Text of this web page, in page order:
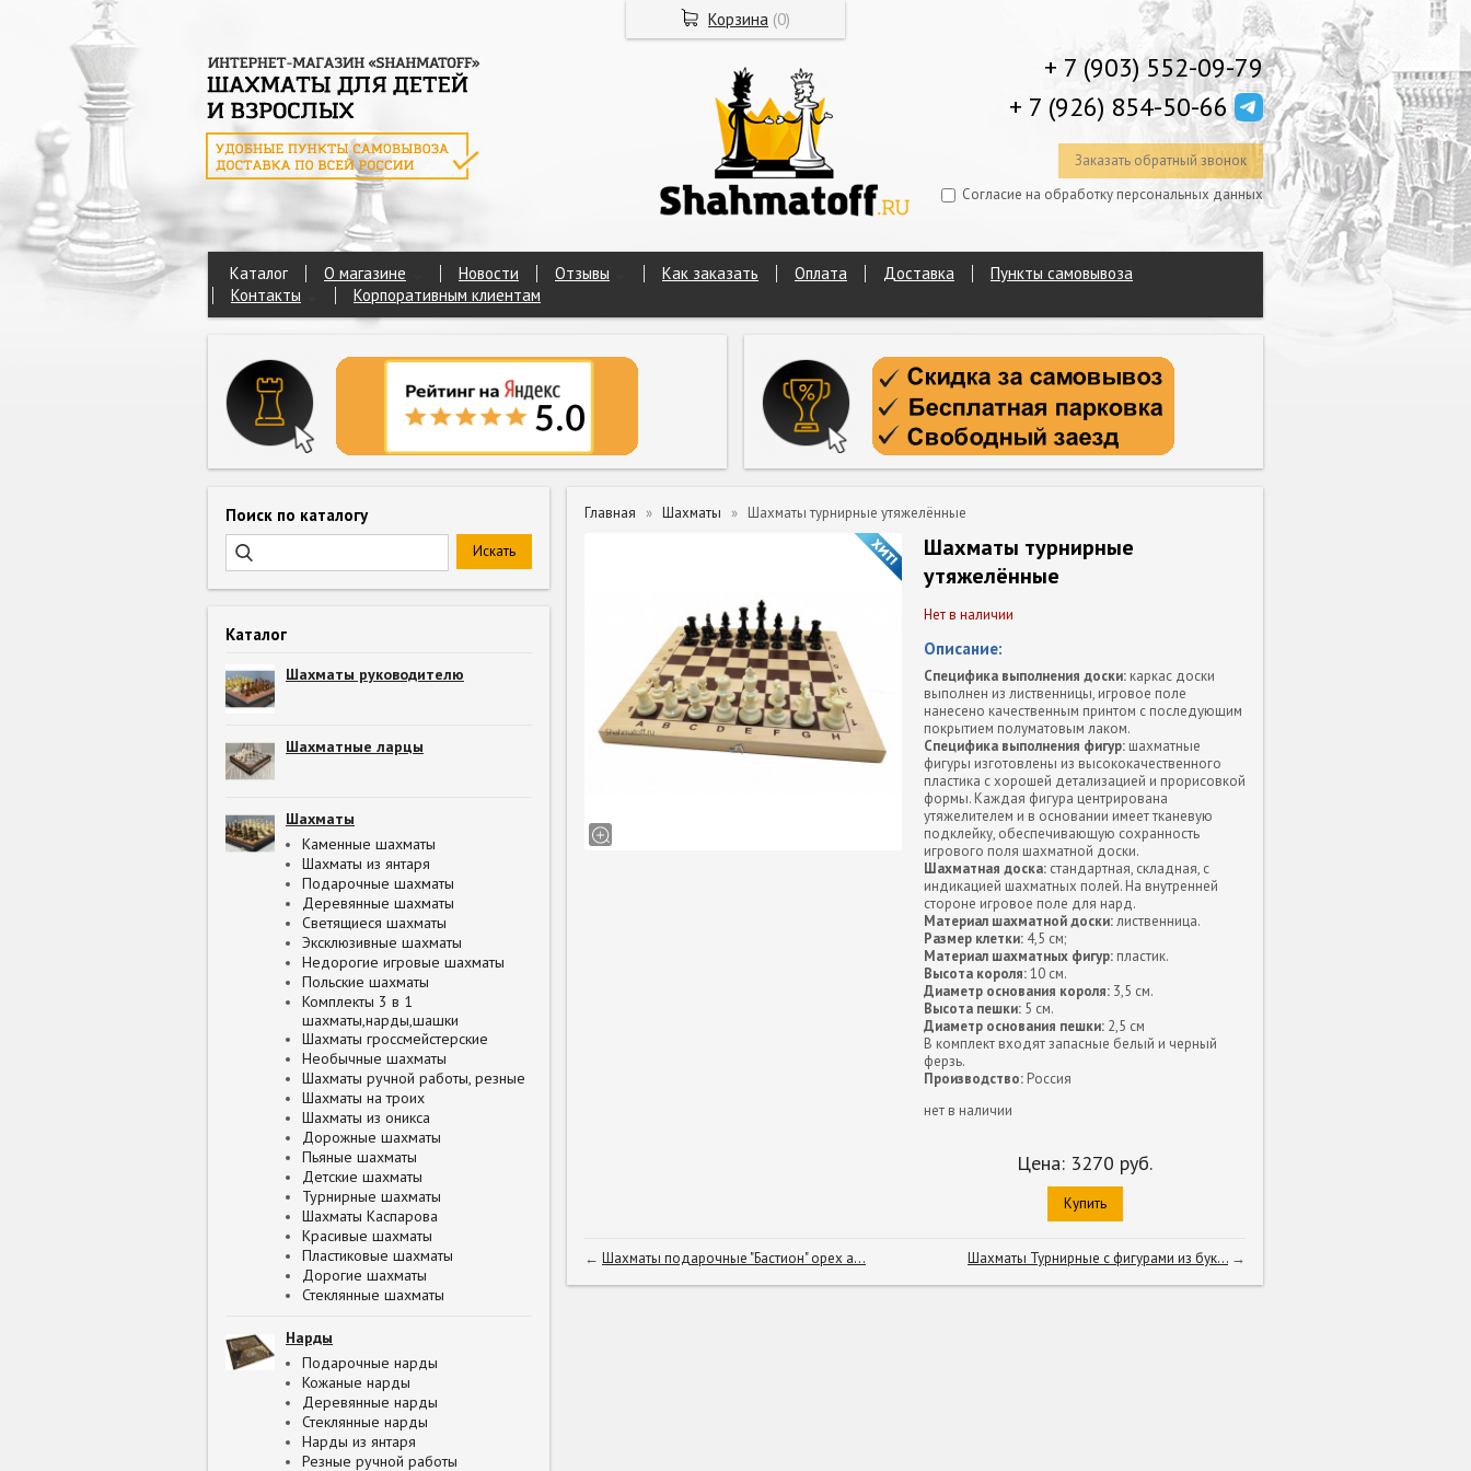
+ 7 (903) 552-09-79
+ 7 (926) 854-50-66
Заказать обратный звонок
Согласие на обработку персональных данных
Каталог О магазине Новости Отзывы Как заказать Оплата Доставка
Пункты самовывоза
Контакты
Корпоративным клиентам
Поиск по каталогу
Каталог
Шахматы руководителю
Шахматные ларцы
Шахматы
Каменные шахматы
Шахматы из янтаря
Подарочные шахматы
Деревянные шахматы
Светящиеся шахматы
Эксклюзивные шахматы
Недорогие игровые шахматы
Польские шахматы
Комплекты 3 в 1
шахматы,нарды,шашки
Шахматы гроссмейстерские
Необычные шахматы
Шахматы ручной работы, резные
Шахматы на троих
Шахматы из оникса
Дорожные шахматы
Пьяные шахматы
Детские шахматы
Турнирные шахматы
Шахматы Каспарова
Красивые шахматы
Пластиковые шахматы
Дорогие шахматы
Стеклянные шахматы
Нарды
Подарочные нарды
Кожаные нарды
Деревянные нарды
Стеклянные нарды
Нарды из янтаря
Резные ручной работы
Главная Шахматы Шахматы турнирные утяжелённые
Шахматы турнирные
утяжелённые
Нет в наличии
Описание:
Специфика выполнения доски: каркас доски
выполнен из лиственницы, игровое поле
нанесено качественным принтом с последующим
покрытием полуматовым лаком.
Специфика выполнения фигур: шахматные
фигуры изготовлены из высококачественного
пластика с хорошей детализацией и прорисовкой
формы. Каждая фигура центрирована
утяжелителем и в основании имеет тканевую
подклейку, обеспечивающую сохранность
игрового поля шахматной доски.
Шахматная доска: стандартная, складная, с
индикацией шахматных полей. На внутренней
стороне игровое поле для нард.
Материал шахматной доски:лиственница.
Размер клетки: 4,5 см;
Материал шахматных фигур: пластик.
Высота короля:10 см.
Диаметр основания короля: 3,5 см.
Высота пешки: 5 см.
Диаметр основания пешки: 2,5 см
В комплект входят запасные белый и черный
ферзь.
Производство: Россия
нет в наличии
Цена: 3270 руб.
Купить
← Шахматы подарочные "Бастион" орех а... Шахматы Турнирные с фигурами из бук... →
Корзина (0)